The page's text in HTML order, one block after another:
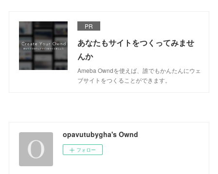
PR
あなたもサイトをつくってみませ
んか
Ameba Owndを使えば、誰でもかんたんにウェ
ブサイトをつくることができます。
opavutubygha's Ownd
フォロー